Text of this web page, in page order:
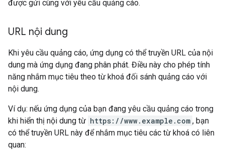
được gửi cùng với yêu cầu quảng cáo.
URL nội dung
Khi yêu cầu quảng cáo, ứng dụng có thể truyền URL của nội
dung mà ứng dụng đang phân phát. Điều này cho phép tính
năng nhắm mục tiêu theo từ khoá đối sánh quảng cáo với
nội dung.
Ví dụ: nếu ứng dụng của bạn đang yêu cầu quảng cáo trong
khi hiển thị nội dung từ https://www.example.com , bạn
có thể truyền URL này để nhắm mục tiêu các từ khoá có liên
quan: